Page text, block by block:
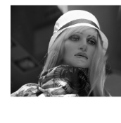
von€2 300,00